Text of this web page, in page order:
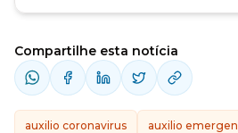
Compartilhe esta notícia
auxilio coronavirus auxilio